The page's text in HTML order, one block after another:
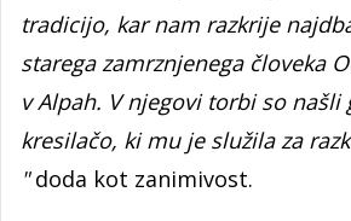
tradicijo, kar nam razkrije
starega zamrznjenega človeka
v Alpah. V njegovi torbi so našli
kresilačo, ki mu je služila za
"doda kot zanimivost.